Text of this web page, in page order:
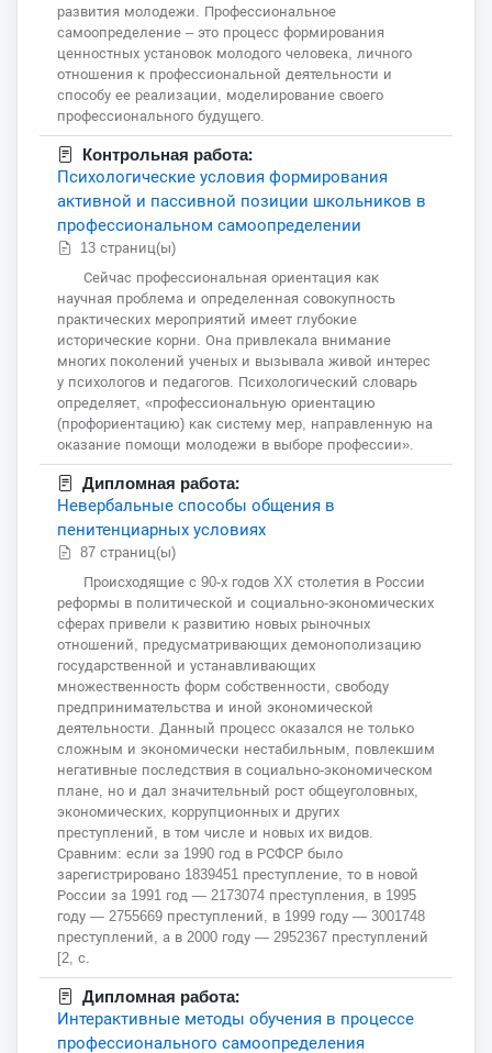
развития молодежи. Профессиональное
самоопределение – это процесс формирования
ценностных установок молодого человека, личного
отношения к профессиональной деятельности и
способу ее реализации, моделирование своего
профессионального будущего.
Контрольная работа:
Психологические условия формирования
активной и пассивной позиции школьников в
профессиональном самоопределении
13 страниц(ы)
Сейчас профессиональная ориентация как
научная проблема и определенная совокупность
практических мероприятий имеет глубокие
исторические корни. Она привлекала внимание
многих поколений ученых и вызывала живой интерес
у психологов и педагогов. Психологический словарь
определяет, «профессиональную ориентацию
(профориентацию) как систему мер, направленную на
оказание помощи молодежи в выборе профессии».
Дипломная работа:
Невербальные способы общения в
пенитенциарных условиях
87 страниц(ы)
Происходящие с 90-х годов XX столетия в России
реформы в политической и социально-экономических
сферах привели к развитию новых рыночных
отношений, предусматривающих демонополизацию
государственной и устанавливающих
множественность форм собственности, свободу
предпринимательства и иной экономической
деятельности. Данный процесс оказался не только
сложным и экономически нестабильным, повлекшим
негативные последствия в социально-экономическом
плане, но и дал значительный рост общеуголовных,
экономических, коррупционных и других
преступлений, в том числе и новых их видов.
Сравним: если за 1990 год в РСФСР было
зарегистрировано 1839451 преступление, то в новой
России за 1991 год — 2173074 преступления, в 1995
году — 2755669 преступлений, в 1999 году — 3001748
преступлений, а в 2000 году — 2952367 преступлений
[2, с.
Дипломная работа:
Интерактивные методы обучения в процессе
профессионального самоопределения